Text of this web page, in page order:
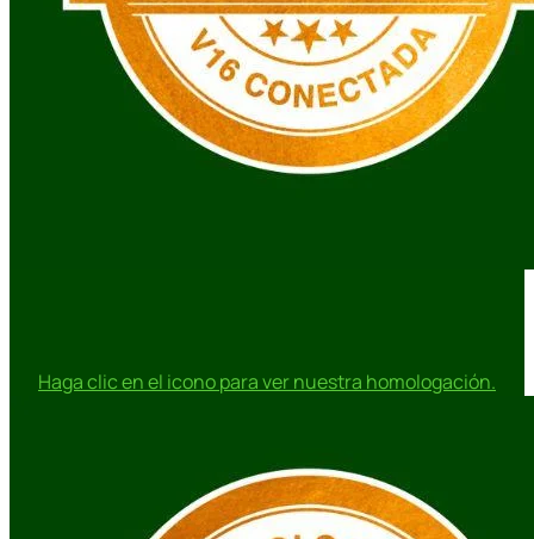
Haga clic en el icono para ver nuestra homologación.